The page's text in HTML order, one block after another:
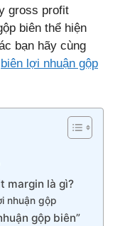
gross profit
biên thể hiện
bạn hãy cùng
biên lợi nhuận gộp
margin là gì?
nhuận gộp
gộp biên”